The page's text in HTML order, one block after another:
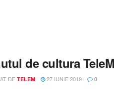
de cultura
DE TELEM 27 IUNIE 2019 0